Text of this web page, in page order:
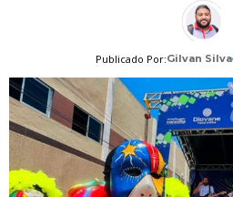
Publicado Por:Gilvan Silva